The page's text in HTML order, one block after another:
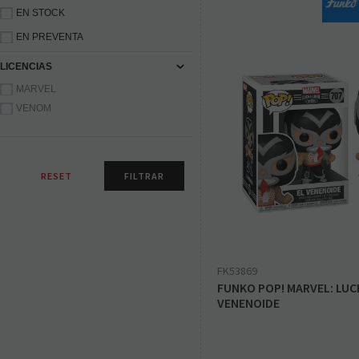
EN STOCK
EN PREVENTA
LICENCIAS
MARVEL
VENOM
FK53869
FUNKO POP! MARVEL:
VENENOIDE